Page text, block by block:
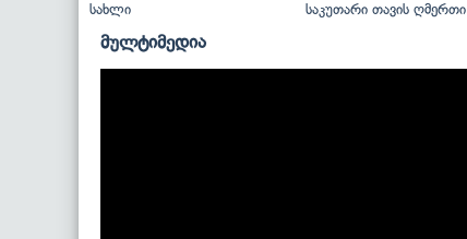
სახლი საკუთარი თავის ღმერთი
მულტიმედია